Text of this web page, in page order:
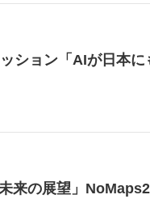
ション「AIが日本
来の展望」